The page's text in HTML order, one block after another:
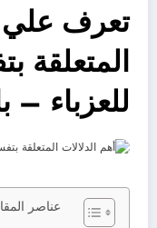
تعرف علي
المتعلقة
للعزباء –
عناصر